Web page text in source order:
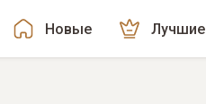
Новые Лучшие